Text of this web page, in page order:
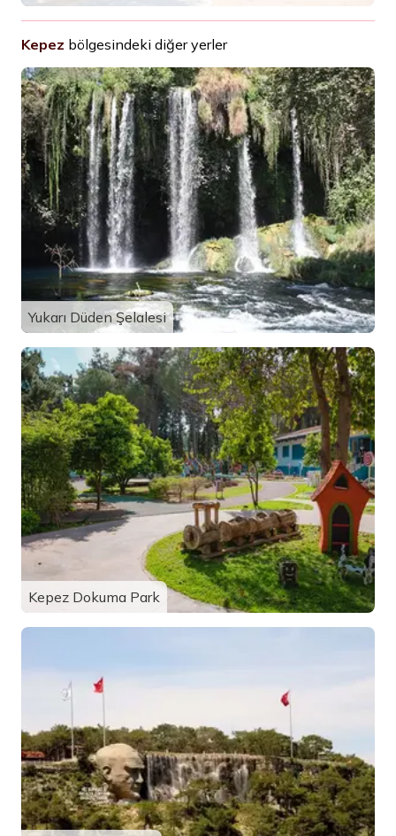
Kepez bölgesindeki diğer yerler
Yukarı Düden Şelalesi
Kepez Dokuma Park